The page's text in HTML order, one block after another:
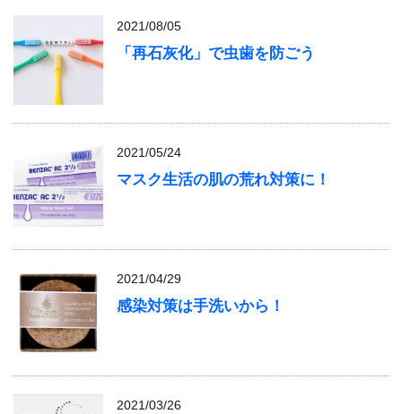
2021/08/05
「再石灰化」で虫歯を防ごう
2021/05/24
マスク生活の肌の荒れ対策に！
2021/04/29
感染対策は手洗いから！
2021/03/26